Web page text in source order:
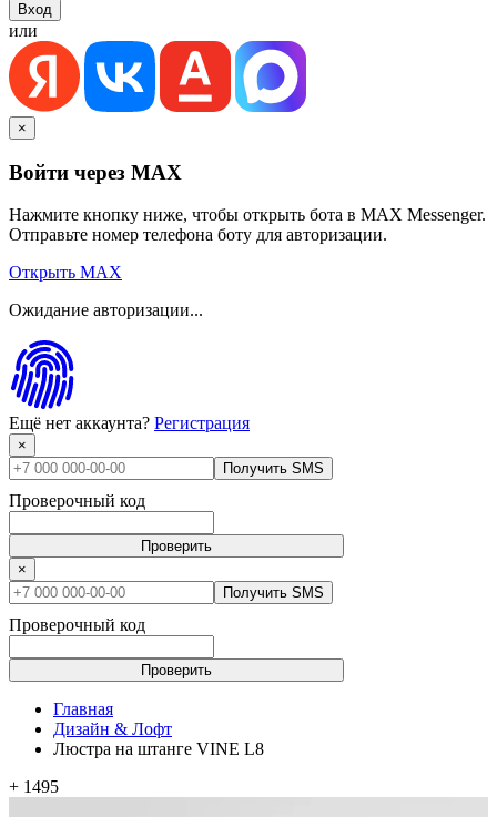
или
×
Войти через MAX
Нажмите кнопку ниже, чтобы открыть бота в MAX Messenger.
Отправьте номер телефона боту для авторизации.
Открыть MAX
Ожидание авторизации...
Ещё нет аккаунта? Регистрация
×
Получить SMS
Проверочный код
Проверить
×
Получить SMS
Проверочный код
Проверить
Главная
Дизайн & Лофт
Люстра на штанге VINE L8
+ 1495